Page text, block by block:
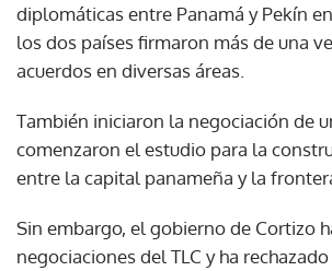
diplomáticas entre Panamá y Pekín
los dos países firmaron más de una
acuerdos en diversas áreas.
También iniciaron la negociación de
comenzaron el estudio para la
entre la capital panameña y la
Sin embargo, el gobierno de Cortizo
negociaciones del TLC y ha